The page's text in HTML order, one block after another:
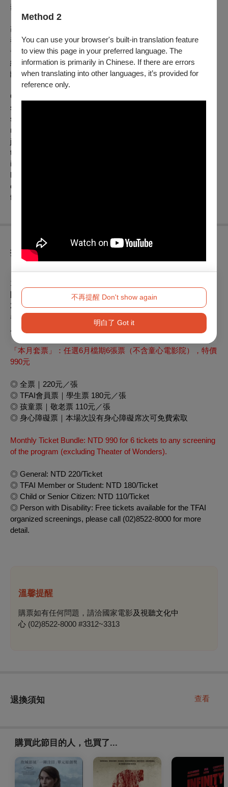
Method 2
You can use your browser's built-in translation feature
to view this page in your preferred language. The
information is primarily in Chinese. If there are errors
when translating into other languages, it’s provided for
reference only.
不再提醒 Don't show again
明白了 Got it
蠢動慾望。
改編自毛姆獎同名小說，本片宛如卡繆《異鄉人》的當代變
奏，以低限敘事、攝人光影，深潛主角擺盪於哀悼與狂歡間的
奇異狀態。全片聲景由男友遺留的混音帶貫串，選用地下絲
絨、艾費克斯雙胞胎等樂團金曲，在碎裂聲光與節奏中書寫疏
離，勾勒主角無處安放的漂泊靈魂。
On a Christmas morning in wintry Scotland, a young
supermarket worker wakes to find her boyfriend dead by
suicide. She conceals the death, claims his unpublished
manuscript as her own, and embarks on an unexpected
journey of self-reinvention. Leaving her former life behind, she
travels to Spain with her best friend, oscillating between stifling
isolation and hedonistic encounters. Guided by a mixtape her
boyfriend left behind, her aimless search becomes a
compelling passage through grief, anonymity, and uncertain
freedom.
折扣方案
【文化幣使用及相關活動說明】
1. 凡持文化幣APP購買本中心電影票券，可享會員優惠價（僅
限於 OPENTIX 網站與 App 線上折抵，實體交易不適用）。
2. 憑文化幣購買「文化幣特選場票券」（場次有「文」圖樣
者），可享兩人同行，一人免費優惠（無法與其他優惠合併使
用）。
「本月套票」：任選6月檔期6張票（不含童心電影院），特價
990元
◎ 全票｜220元／張
◎ TFAI會員票｜學生票 180元／張
◎ 孩童票｜敬老票 110元／張
◎ 身心障礙票｜本場次設有身心障礙席次可免費索取
Monthly Ticket Bundle: NTD 990 for 6 tickets to any screening
of the program (excluding Theater of Wonders).
◎ General: NTD 220/Ticket
◎ TFAI Member or Student: NTD 180/Ticket
◎ Child or Senior Citizen: NTD 110/Ticket
◎ Person with Disability: Free tickets available for the TFAI
organized screenings, please call (02)8522-8000 for more
detail.
溫馨提醒
購票如有任何問題，請洽國家電影及視聽文化中
心 (02)8522-8000 #3312~3313
退換須知 查看
購買此節目的人，也買了...